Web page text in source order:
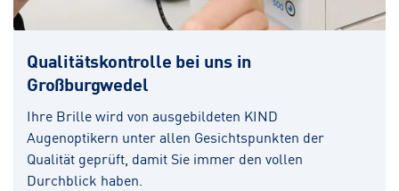
Qualitätskontrolle bei uns in
Großburgwedel
Ihre Brille wird von ausgebildeten KIND
Augenoptikern unter allen Gesichtspunkten der
Qualität geprüft, damit Sie immer den vollen
Durchblick haben.